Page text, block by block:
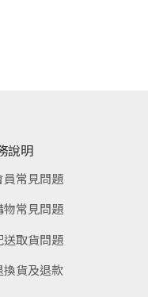
說明
員常見問題
物常見問題
送取貨問題
換貨及退款